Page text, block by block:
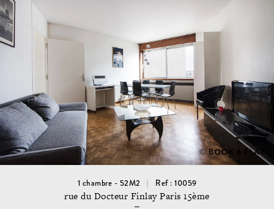
1 chambre - 52M2 Ref : 10059
rue du Docteur Finlay Paris 15ème